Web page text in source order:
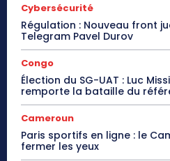
Cybersécurité
Régulation : Nouveau front
Telegram Pavel Durov
Congo
Élection du SG-UAT : Luc
remporte la bataille du
Cameroun
Paris sportifs en ligne : le
fermer les yeux